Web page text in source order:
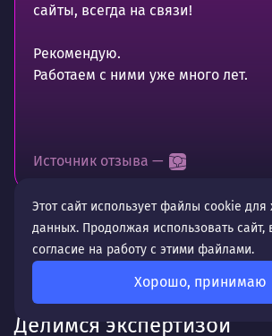
сайты, всегда на связи!
Рекомендую.
Работаем с ними уже много лет.
Источник отзыва —
Делимся экспертизой
Этот сайт использует файлы cookie для
данных. Продолжая использовать сайт,
согласие на работу с этими файлами.
Хорошо, принимаю